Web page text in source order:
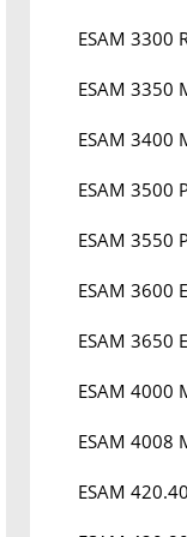
ESAM 3300
ESAM 3350
ESAM 3400
ESAM 3500
ESAM 3550
ESAM 3600
ESAM 3650
ESAM 4000
ESAM 4008
ESAM